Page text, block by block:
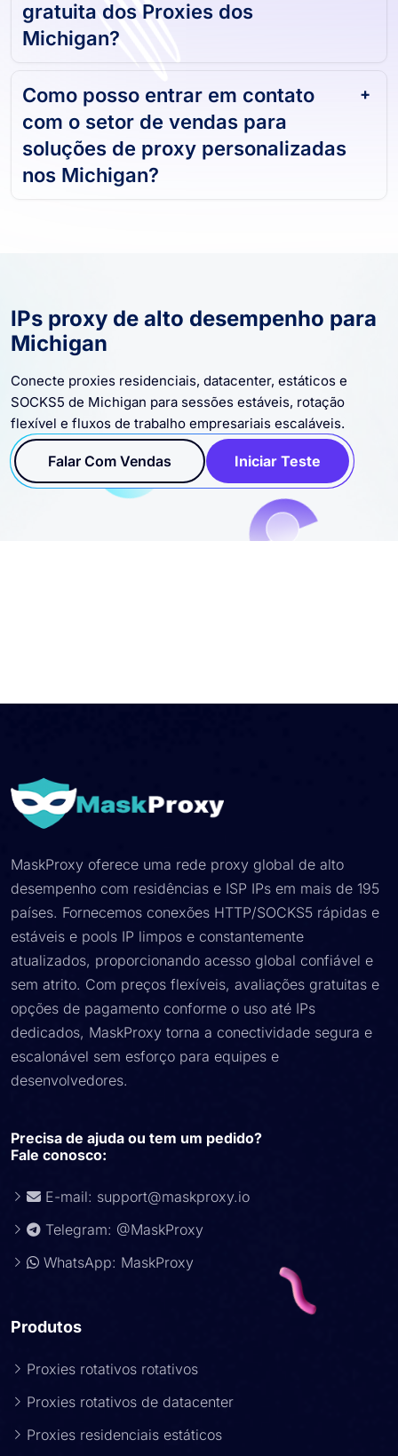
Posso obter uma avaliação
gratuita dos Proxies dos
Como posso entrar em contato
com o setor de vendas para
soluções de proxy personalizadas
IPs proxy de alto desempenho para
Michigan
Conecte proxies residenciais, datacenter, estáticos e
SOCKS5 de Michigan para sessões estáveis, rotação
flexível e fluxos de trabalho empresariais escaláveis.
Falar Com Vendas Iniciar Teste
MaskProxy oferece uma rede proxy global de alto
desempenho com residências e ISP IPs em mais de 195
países. Fornecemos conexões HTTP/SOCKS5 rápidas e
estáveis ​​e pools IP limpos e constantemente
atualizados, proporcionando acesso global confiável e
sem atrito. Com preços flexíveis, avaliações gratuitas e
opções de pagamento conforme o uso até IPs
dedicados, MaskProxy torna a conectividade segura e
escalonável sem esforço para equipes e
desenvolvedores.
Precisa de ajuda ou tem um pedido?
Fale conosco:
E-mail: support@maskproxy.io
Telegram: @MaskProxy
WhatsApp: MaskProxy
Produtos
Proxies rotativos rotativos
Proxies rotativos de datacenter
Proxies residenciais estáticos